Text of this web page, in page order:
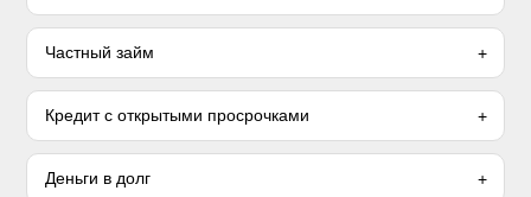
Частный займ
Кредит с открытыми просрочками
Деньги в долг